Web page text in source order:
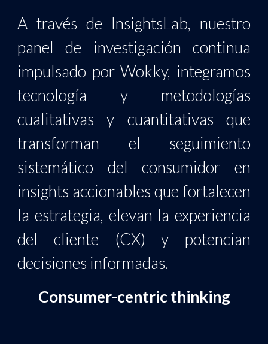
A través de InsightsLab, nuestro
panel de investigación continua
impulsado por Wokky, integramos
tecnología y metodologías
cualitativas y cuantitativas que
transforman el seguimiento
sistemático del consumidor en
insights accionables que fortalecen
la estrategia, elevan la experiencia
del cliente (CX) y potencian
decisiones informadas.
Consumer-centric thinking